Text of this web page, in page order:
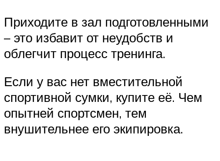
МЕНЮ
Приходите в зал подготовленными
– это избавит от неудобств и
облегчит процесс тренинга.
Если у вас нет вместительной
спортивной сумки, купите её. Чем
опытней спортсмен, тем
внушительнее его экипировка.